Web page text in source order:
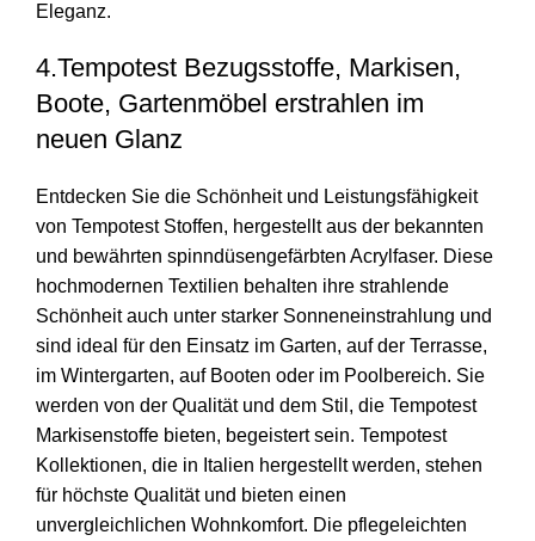
Eleganz.
4.Tempotest Bezugsstoffe, Markisen,
Boote, Gartenmöbel erstrahlen im
neuen Glanz
Entdecken Sie die Schönheit und Leistungsfähigkeit
von Tempotest Stoffen, hergestellt aus der bekannten
und bewährten spinndüsengefärbten Acrylfaser. Diese
hochmodernen Textilien behalten ihre strahlende
Schönheit auch unter starker Sonneneinstrahlung und
sind ideal für den Einsatz im Garten, auf der Terrasse,
im Wintergarten, auf Booten oder im Poolbereich. Sie
werden von der Qualität und dem Stil, die Tempotest
Markisenstoffe bieten, begeistert sein. Tempotest
Kollektionen, die in Italien hergestellt werden, stehen
für höchste Qualität und bieten einen
unvergleichlichen Wohnkomfort. Die pflegeleichten